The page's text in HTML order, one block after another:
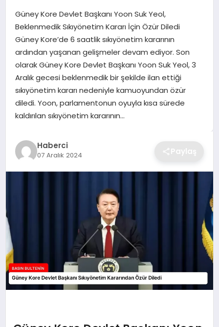
SPOR
TEKNOLOJI
YAŞAM
GÜNDEM
Güney Kore Devlet Başkanı Yoon Suk Yeol,
Beklenmedik Sıkıyönetim Kararı İçin Özür Diledi
Güney Kore’de 6 saatlik sıkıyönetim kararının
ardından yaşanan gelişmeler devam ediyor. Son
olarak Güney Kore Devlet Başkanı Yoon Suk Yeol, 3
Aralık gecesi beklenmedik bir şekilde ilan ettiği
sıkıyönetim kararı nedeniyle kamuoyundan özür
diledi. Yoon, parlamentonun oyuyla kısa sürede
kaldırılan sıkıyönetim kararının…
Haberci
07 Aralık 2024 Paylaş